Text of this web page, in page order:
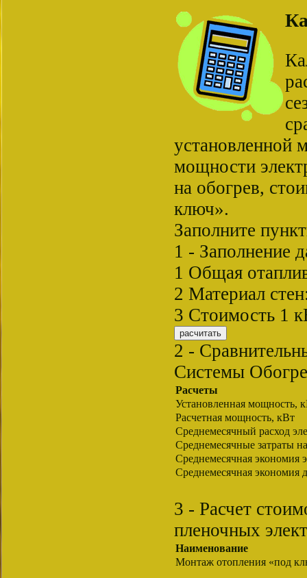
установленной
мощности
на обогрев,
ключ».
Заполните
1 - Заполнение
1 Общая
2 Материал
3 Стоимость 1
2 -
Системы
Расчеты
Установленная мощность,
Расчетная мощность, кВт
Среднемесячный расход
Среднемесячные затраты
Среднемесячная экономия
Среднемесячная экономия
3 - Расчет
пленочных
Наименование
Монтаж отопления «под